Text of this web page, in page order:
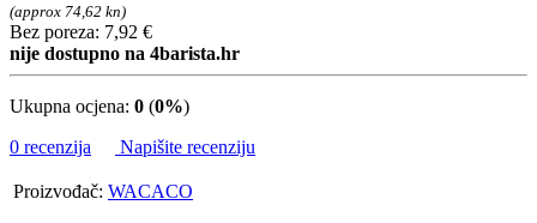
(approx 74,62 kn)
Bez poreza: 7,92 €
nije dostupno na 4barista.hr
Ukupna ocjena: 0 (0%)
0 recenzija
Napišite recenziju
Proizvođač: WACACO